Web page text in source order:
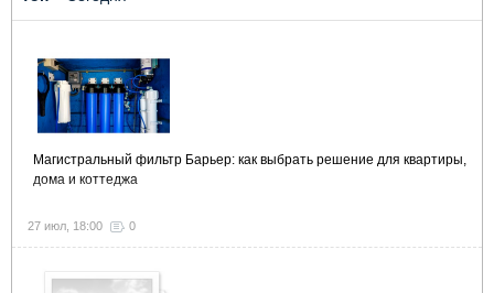
Магистральный фильтр Барьер: как выбрать решение для квартиры,
дома и коттеджа
27 июл, 18:00 0